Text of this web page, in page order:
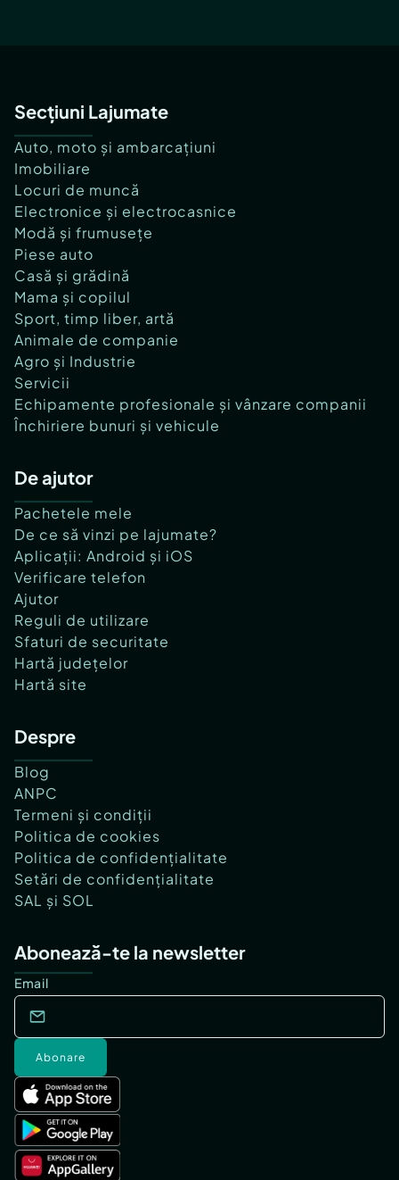
Secțiuni Lajumate
Auto, moto și ambarcațiuni
Imobiliare
Locuri de muncă
Electronice și electrocasnice
Modă și frumusețe
Piese auto
Casă și grădină
Mama și copilul
Sport, timp liber, artă
Animale de companie
Agro și Industrie
Servicii
Echipamente profesionale și vânzare companii
Închiriere bunuri și vehicule
De ajutor
Pachetele mele
De ce să vinzi pe lajumate?
Aplicații: Android și iOS
Verificare telefon
Ajutor
Reguli de utilizare
Sfaturi de securitate
Hartă județelor
Hartă site
Despre
Blog
ANPC
Termeni și condiții
Politica de cookies
Politica de confidențialitate
Setări de confidențialitate
SAL și SOL
Abonează-te la newsletter
Email
Abonare